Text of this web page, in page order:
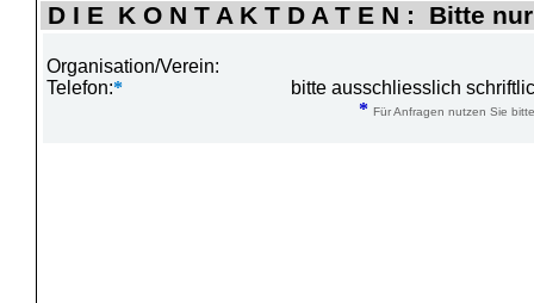
D I E K O N T A K T D A T E N : Bitte
Organisation/Verein:
Telefon:*
bitte ausschliesslich
* Für Anfragen nutzen Sie